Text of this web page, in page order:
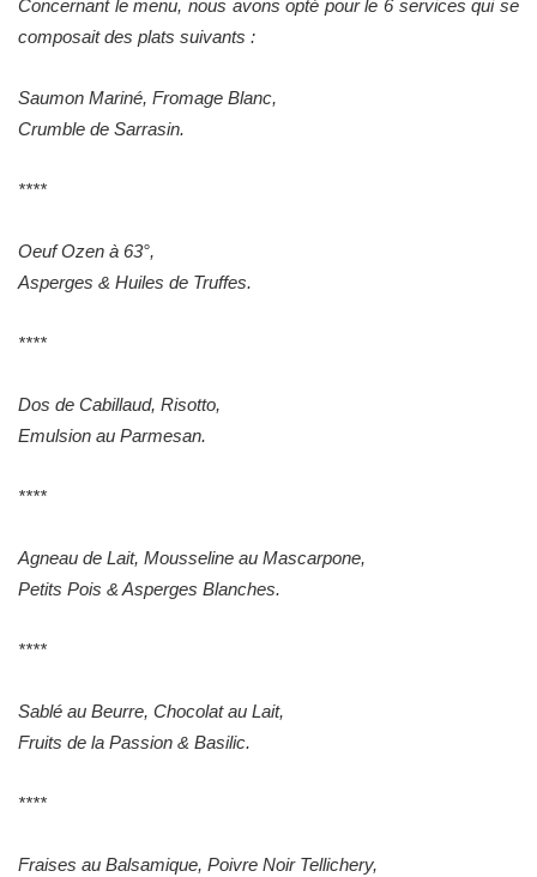
Concernant le menu, nous avons opté pour le 6 services qui se
composait des plats suivants :
Saumon Mariné, Fromage Blanc,
Crumble de Sarrasin.
****
Oeuf Ozen à 63°,
Asperges & Huiles de Truffes.
****
Dos de Cabillaud, Risotto,
Emulsion au Parmesan.
****
Agneau de Lait, Mousseline au Mascarpone,
Petits Pois & Asperges Blanches.
****
Sablé au Beurre, Chocolat au Lait,
Fruits de la Passion & Basilic.
****
Fraises au Balsamique, Poivre Noir Tellichery,